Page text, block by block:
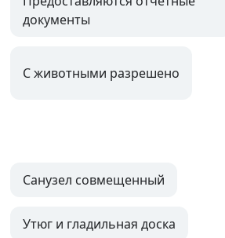
документы
С животными разрешено
Санузел совмещенный
Утюг и гладильная доска